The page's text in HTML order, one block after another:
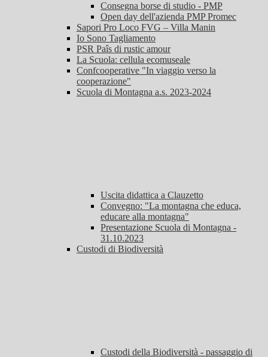
Consegna borse di studio - PMP
Open day dell'azienda PMP Promec
Sapori Pro Loco FVG – Villa Manin
Io Sono Tagliamento
PSR Paîs di rustic amour
La Scuola: cellula ecomuseale
Confcooperative "In viaggio verso la
cooperazione"
Scuola di Montagna a.s. 2023-2024
Uscita didattica a Clauzetto
Convegno: "La montagna che educa,
educare alla montagna"
Presentazione Scuola di Montagna -
31.10.2023
Custodi di Biodiversità
Custodi della Biodiversità - passaggio di